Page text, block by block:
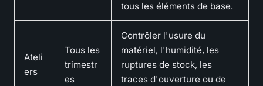
tous les éléments de base.
Ateli
ers
Tous les
trimestr
es
Contrôler l'usure du
matériel, l'humidité, les
ruptures de stock, les
traces d'ouverture ou de